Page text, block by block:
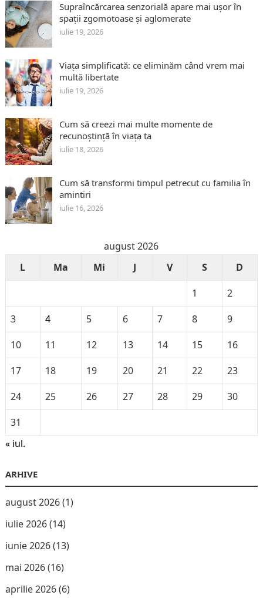
Supraîncărcarea senzorială apare mai ușor în
spații zgomotoase și aglomerate
iulie 19, 2026
Viața simplificată: ce eliminăm când vrem mai
multă libertate
iulie 19, 2026
Cum să creezi mai multe momente de
recunoștință în viața ta
iulie 18, 2026
Cum să transformi timpul petrecut cu familia în
amintiri
iulie 16, 2026
august 2026
L
Ma Mi J V S
D
1
2
3
4 5 6 7 8
9
10
11 12 13 14 15
16
17
18 19 20 21 22
23
24
25 26 27 28 29
30
31
« iul.
ARHIVE
august 2026(1)
iulie 2026(14)
iunie 2026(13)
mai 2026(16)
aprilie 2026(6)